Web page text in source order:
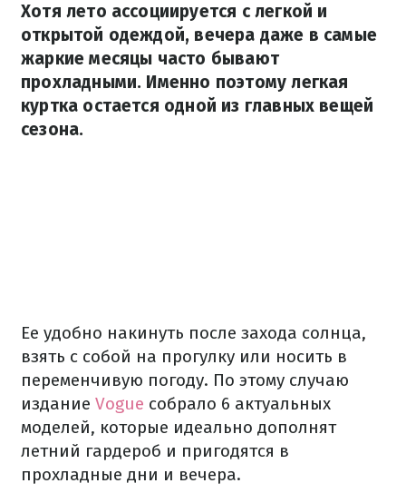
Хотя лето ассоциируется с легкой и
открытой одеждой, вечера даже в самые
жаркие месяцы часто бывают
прохладными. Именно поэтому легкая
куртка остается одной из главных вещей
сезона.
Ее удобно накинуть после захода солнца,
взять с собой на прогулку или носить в
переменчивую погоду. По этому случаю
издание Vogue собрало 6 актуальных
моделей, которые идеально дополнят
летний гардероб и пригодятся в
прохладные дни и вечера.